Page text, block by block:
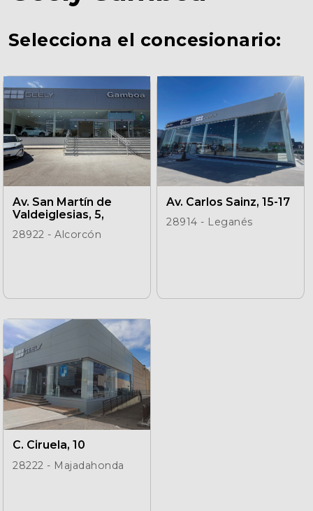
Seguros
Localizaciones
Gamboa
Contacto
Selecciona el concesionario:
Av. San Martín de
Valdeiglesias, 5,
28922 - Alcorcón
Av. Carlos Sainz, 15-17
28914 - Leganés
C. Ciruela, 10
28222 - Majadahonda